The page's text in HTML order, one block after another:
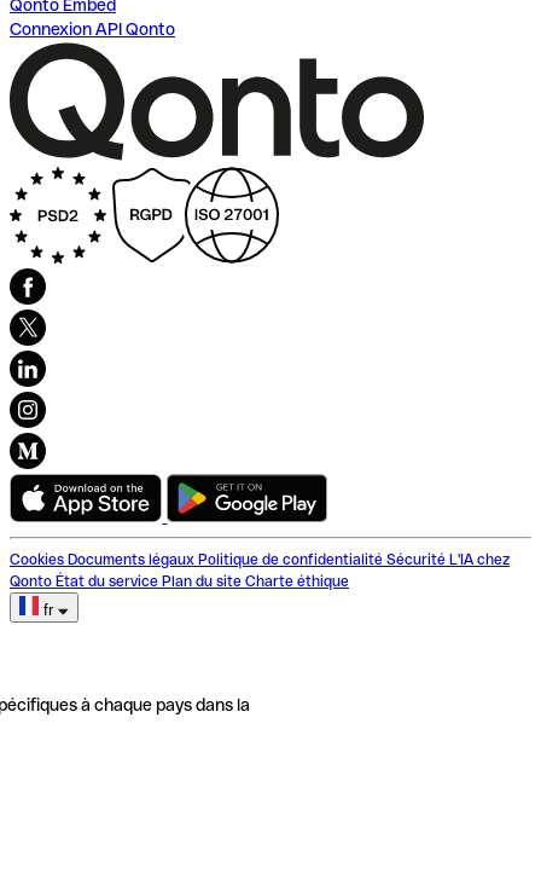
Qonto Embed
Connexion API Qonto
Cookies Documents légaux Politique de confidentialité Sécurité L'IA chez
Qonto État du service Plan du site Charte éthique
fr
à chaque pays dans la